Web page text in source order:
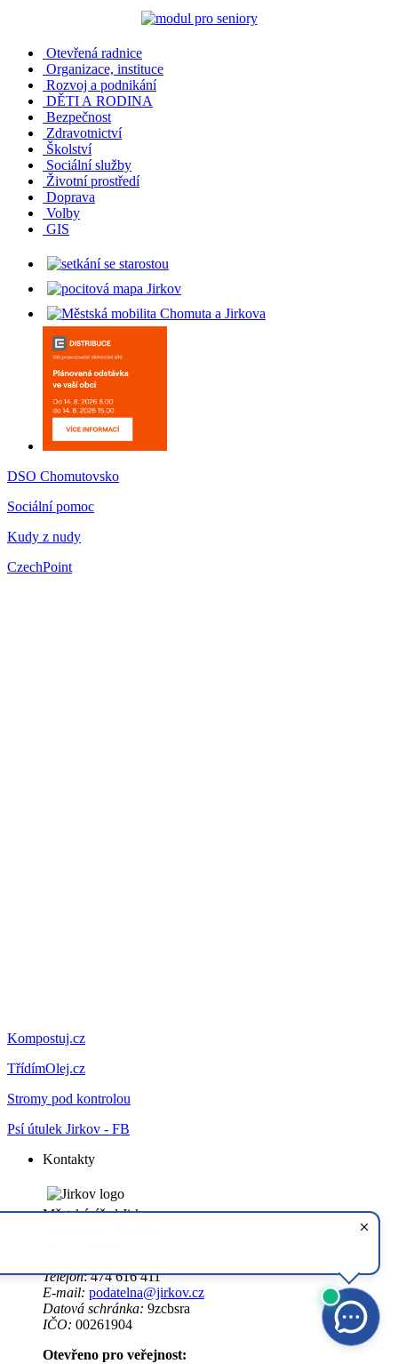
Otevřená radnice
Organizace, instituce
Rozvoj a podnikání
DĚTI A RODINA
Bezpečnost
Zdravotnictví
Školství
Sociální služby
Životní prostředí
Doprava
Volby
GIS
DSO Chomutovsko
Sociální pomoc
Kudy z nudy
CzechPoint
Kompostuj.cz
TřídímOlej.cz
Stromy pod kontrolou
Psí útulek Jirkov - FB
Kontakty
Městský úřad Jirkov
Telefon: 474 616 411
E-mail: podatelna@jirkov.cz
Datová schránka: 9zcbsra
IČO: 00261904
Otevřeno pro veřejnost: